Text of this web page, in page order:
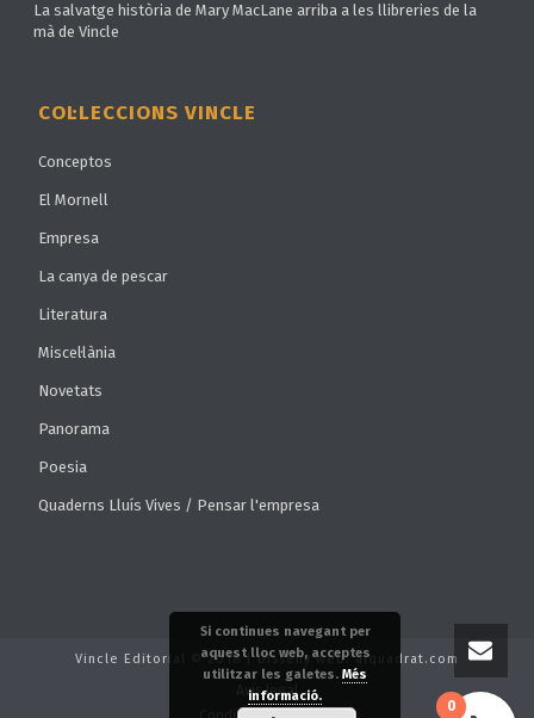
La salvatge història de Mary MacLane arriba a les llibreries de la
mà de Vincle
COL·LECCIONS VINCLE
Conceptos
El Mornell
Empresa
La canya de pescar
Literatura
Miscel·lània
Novetats
Panorama
Poesia
Quaderns Lluís Vives / Pensar l'empresa
Vincle Editorial © 2018 | Disseny web: alquadrat.com
Avís legal
0
Si continues navegant per
aquest lloc web, acceptes
utilitzar les galetes. Més
informació.